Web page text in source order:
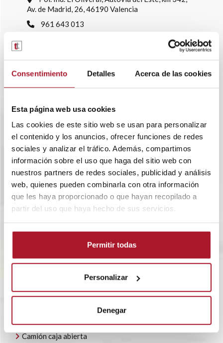
Consentimiento Detalles Acerca de las cookies
Esta página web usa cookies
Las cookies de este sitio web se usan para personalizar
el contenido y los anuncios, ofrecer funciones de redes
sociales y analizar el tráfico. Además, compartimos
información sobre el uso que haga del sitio web con
nuestros partners de redes sociales, publicidad y análisis
web, quienes pueden combinarla con otra información
que les haya proporcionado o que hayan recopilado a
partir del uso que haya hecho de sus servicios.
Permitir todas
Personalizar
Denegar
Av. de Madrid, 26, 46190 Valencia
961 643 013
Ver delegaciones
Trabaja con nosotros
SOBRE TRANSTEL
RENTING FLEXIBLE
CONTACTO
OFERTAS DE EMPLEO
Todoterrenos y furgonetas
Camión caja cerrada
Camión caja abierta